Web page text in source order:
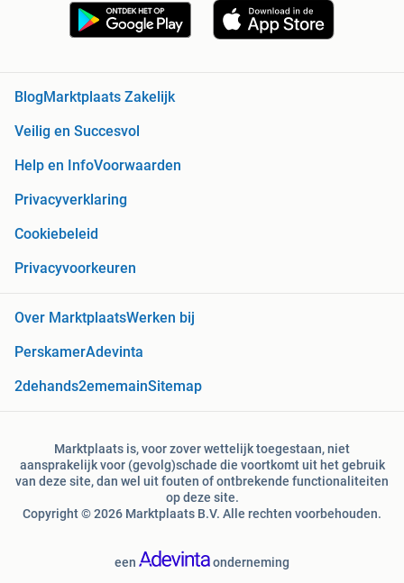
BlogMarktplaats Zakelijk
Veilig en Succesvol
Help en InfoVoorwaarden
Privacyverklaring
Cookiebeleid
Privacyvoorkeuren
Over MarktplaatsWerken bij
PerskamerAdevinta
2dehands2ememainSitemap
Marktplaats is, voor zover wettelijk toegestaan, niet
aansprakelijk voor (gevolg)schade die voortkomt uit het gebruik
van deze site, dan wel uit fouten of ontbrekende functionaliteiten
op deze site.
Copyright © 2026 Marktplaats B.V. Alle rechten voorbehouden.
een onderneming